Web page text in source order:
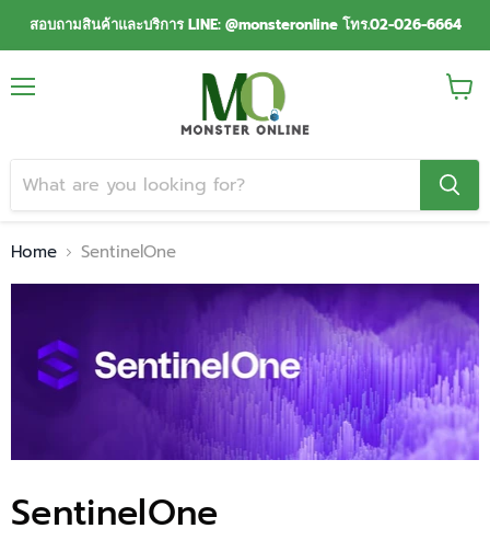
สอบถามสินค้าและบริการ LINE: @monsteronline โทร.02-026-6664
View
Home SentinelOne
SentinelOne